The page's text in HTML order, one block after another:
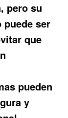
, pero su
puede ser
que
pueden
y